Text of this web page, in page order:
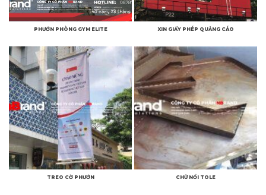
PHƯỚN PHÒNG GYM ELITE XIN GIẤY PHÉP QUẢNG CÁO
TREO CỜ PHƯỚN CHỮ NỔI TOLE